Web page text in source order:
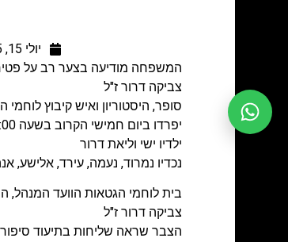
יולי 15, 2025
המשפחה מודיעה בצער רב על
צביקה דרור ז"ל
סופר, היסטוריון ואיש קיבוץ לוחמי
יפרדו ביום חמישי הקרוב בשעה 17:00 בבית העלמין בקיבוץ לוחמי הגטאות
ילדיו ישי וליאת דרור
נכדיו נמרוד, נעמה, עירד, אלישע,
בית לוחמי הגטאות הוועד המנהל,
צביקה דרור ז"ל
הצבר שראה שליחות בתיעוד